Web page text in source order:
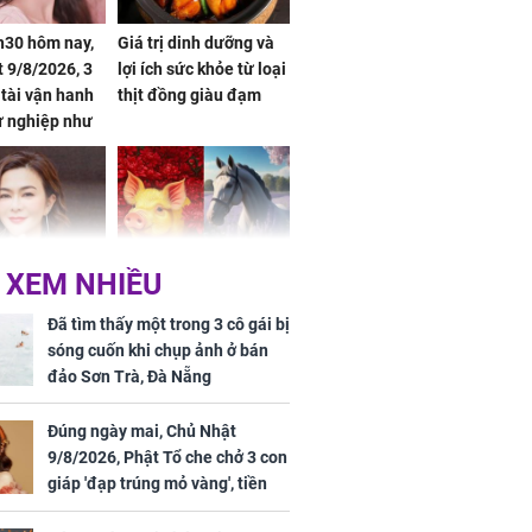
hôm nay,
9/8/2026, 3
vận hanh
nghiệp như
Rồng', vét
trong thiên
Giá trị dinh dưỡng và
lợi ích sức khỏe từ loại
thịt đồng giàu đạm
nhân Hồng
Chi Lâm
tin yêu trai
tuổi
Tử vi tuần mới (từ 10
đến 16/8/2026), 3 con
giáp mưa thuận gió
hòa, tiền về như nước,
bạc vàng dư dả, Phú
Quý Vinh Hoa, vận
trình khai sáng
NHIỀU
Đã tìm thấy một trong 3 cô gái bị
sóng cuốn khi chụp ảnh ở bán
đảo Sơn Trà, Đà Nẵng
Đúng ngày mai, Chủ Nhật
9/8/2026, Phật Tổ che chở 3 con
giáp 'đạp trúng mỏ vàng', tiền
bạc nhiều như lá sung, sự